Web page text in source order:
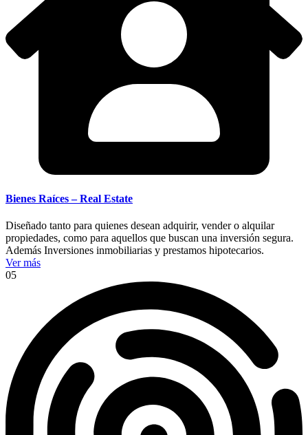
Bienes Raíces – Real Estate
Diseñado tanto para quienes desean adquirir, vender o alquilar
propiedades, como para aquellos que buscan una inversión segura.
Además Inversiones inmobiliarias y prestamos hipotecarios.
Ver más
05